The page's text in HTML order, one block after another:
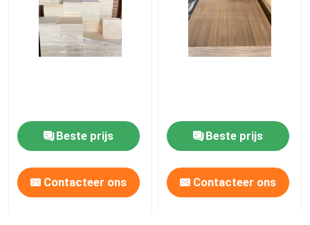
Beste prijs
Contacteer ons
Beste prijs
Contacteer ons